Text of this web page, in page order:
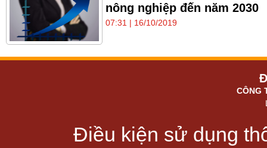
nông nghiệp đến năm 2030
07:31 | 16/10/2019
CÔNG
Điều kiện sử dụng